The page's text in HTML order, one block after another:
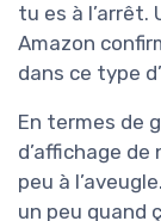
tu es à l’arrêt.
Amazon
dans ce type
En termes de
d’affichage
peu à
un peu quand